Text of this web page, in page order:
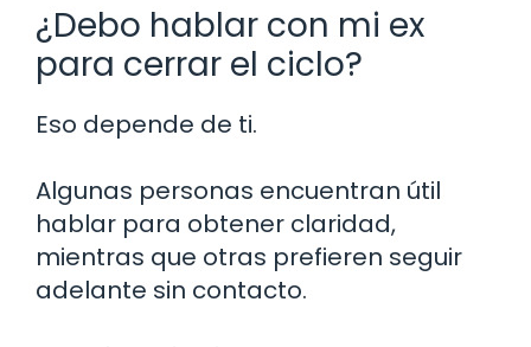
¿Debo hablar con mi ex
para cerrar el ciclo?
Eso depende de ti.
Algunas personas encuentran útil
hablar para obtener claridad,
mientras que otras prefieren seguir
adelante sin contacto.